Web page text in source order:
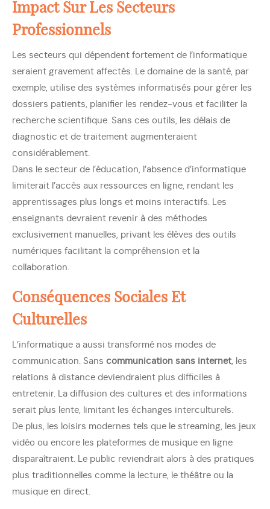
Impact Sur Les Secteurs
Professionnels
Les secteurs qui dépendent fortement de l’informatique
seraient gravement affectés. Le domaine de la santé, par
exemple, utilise des systèmes informatisés pour gérer les
dossiers patients, planifier les rendez-vous et faciliter la
recherche scientifique. Sans ces outils, les délais de
diagnostic et de traitement augmenteraient
considérablement.
Dans le secteur de l’éducation, l’absence d’informatique
limiterait l’accès aux ressources en ligne, rendant les
apprentissages plus longs et moins interactifs. Les
enseignants devraient revenir à des méthodes
exclusivement manuelles, privant les élèves des outils
numériques facilitant la compréhension et la
collaboration.
Conséquences Sociales Et
Culturelles
L’informatique a aussi transformé nos modes de
communication. Sans communication sans internet, les
relations à distance deviendraient plus difficiles à
entretenir. La diffusion des cultures et des informations
serait plus lente, limitant les échanges interculturels.
De plus, les loisirs modernes tels que le streaming, les jeux
vidéo ou encore les plateformes de musique en ligne
disparaîtraient. Le public reviendrait alors à des pratiques
plus traditionnelles comme la lecture, le théâtre ou la
musique en direct.